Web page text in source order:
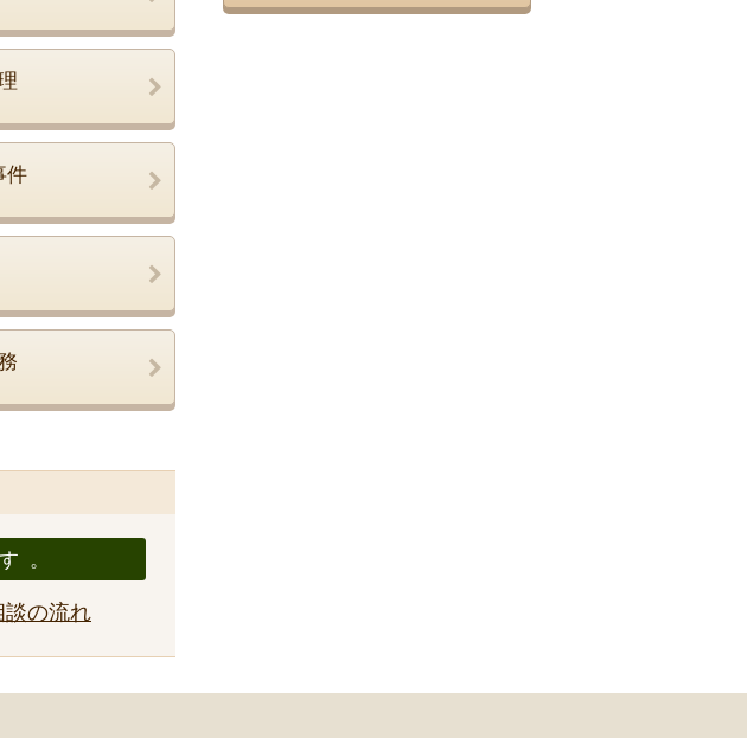
件
。
談の流れ